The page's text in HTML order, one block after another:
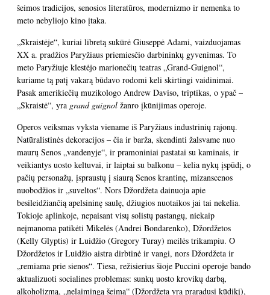
šeimos tradicijos, senosios literatūros, modernizmo ir nemenka to
meto nebyliojo kino įtaka.
„Skraistėje“, kuriai libretą sukūrė Giuseppė Adami, vaizduojamas
XX a. pradžios Paryžiaus priemiesčio darbininkų gyvenimas. To
meto Paryžiuje klestėjo marionečių teatras „Grand-Guignol“,
kuriame tą patį vakarą būdavo rodomi keli skirtingi vaidinimai.
Pasak amerikiečių muzikologo Andrew Daviso, triptikas, o ypač –
„Skraistė“, yra grand guignol žanro įkūnijimas operoje.
Operos veiksmas vyksta viename iš Paryžiaus industrinių rajonų.
Natūralistinės dekoracijos – čia ir barža, skendinti žalsvame nuo
maurų Senos „vandenyje“, ir pramoniniai pastatai su kaminais, ir
veikiantys uosto keltuvai, ir laiptai su balkonu – kelia nykų įspūdį, o
pačių personažų, įspraustų į siaurą Senos krantinę, mizanscenos
nuobodžios ir „suveltos“. Nors Džordžeta dainuoja apie
besileidžiančią apelsininę saulę, džiugios nuotaikos jai tai nekelia.
Tokioje aplinkoje, nepaisant visų solistų pastangų, niekaip
neįmanoma patikėti Mikelės (Andrei Bondarenko), Džordžetos
(Kelly Glyptis) ir Luidžio (Gregory Turay) meilės trikampiu. O
Džordžetos ir Luidžio aistra dirbtinė ir vangi, nors Džordžeta ir
„remiama prie sienos“. Tiesa, režisierius šioje Puccini operoje bando
aktualizuoti socialines problemas: sunkų uosto krovikų darbą,
alkoholizmą, „nelaimingą šeimą“ (Džordžeta yra praradusi kūdikį),